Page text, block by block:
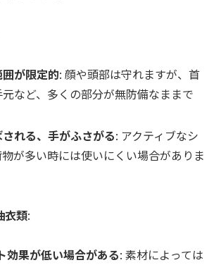
が限定的: 顔や頭部は守れますが、首
など、多くの部分が無防備なままで
れる、手がふさがる: アクティブなシ
が多い時には使いにくい場合がありま
衣類:
効果が低い場合がある: 素材によっては